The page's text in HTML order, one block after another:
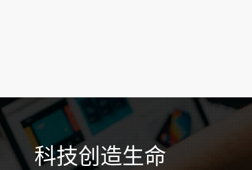
科技创造生命